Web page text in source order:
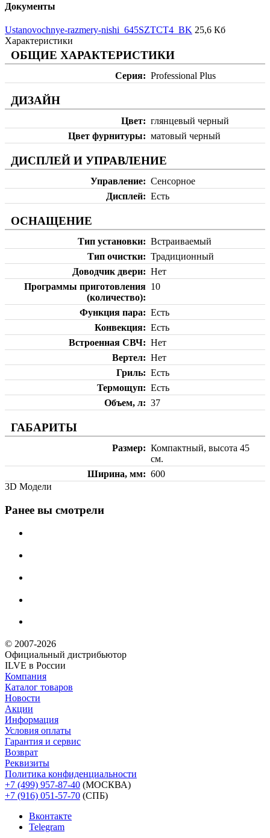
Документы
Ustanovochnye-razmery-nishi_645SZTCT4_BK 25,6 Кб
Характеристики
ОБЩИЕ ХАРАКТЕРИСТИКИ
Серия Professional Plus
ДИЗАЙН
Цвет
глянцевый черный
Цвет фурнитуры
матовый черный
ДИСПЛЕЙ И УПРАВЛЕНИЕ
Управление
Сенсорное
Дисплей
Есть
ОСНАЩЕНИЕ
Тип установки
Встраиваемый
Тип очистки
Традиционный
Доводчик двери
Нет
Программы приготовления
(количество)
10
Функция пара
Есть
Конвекция
Есть
Встроенная СВЧ
Нет
Вертел
Нет
Гриль
Есть
Термощуп
Есть
Объем, л
37
ГАБАРИТЫ
Размер
Компактный, высота 45
см.
Ширина, мм
600
3D Модели
Ранее вы смотрели
© 2007-2026
Официальный дистрибьютoр
ILVE в России
Компания
Каталог товаров
Новости
Акции
Информация
Условия оплаты
Гарантия и сервис
Возврат
Реквизиты
Политика конфиденциальности
+7 (499) 957-87-40 (МОСКВА)
+7 (916) 051-57-70 (СПБ)
Вконтакте
Telegram